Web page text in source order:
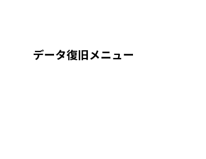
データ復旧メニュー